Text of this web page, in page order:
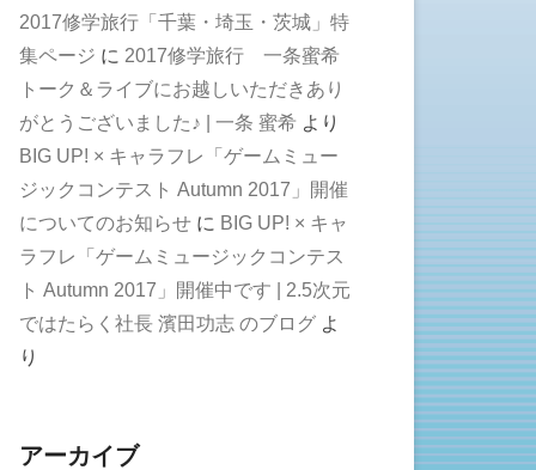
2017修学旅行「千葉・埼玉・茨城」特
集ページ に 2017修学旅行 一条蜜希
トーク＆ライブにお越しいただきあり
がとうございました♪ | 一条 蜜希 より
BIG UP! × キャラフレ「ゲームミュー
ジックコンテスト Autumn 2017」開催
についてのお知らせ に BIG UP! × キャ
ラフレ「ゲームミュージックコンテス
ト Autumn 2017」開催中です | 2.5次元
ではたらく社長 濱田功志 のブログ よ
り
アーカイブ